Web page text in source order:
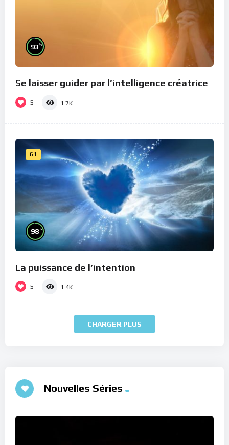
93%
Se laisser guider par l’intelligence créatrice
5 1.7K
61
98%
La puissance de l’intention
5 1.4K
CHARGER PLUS
Nouvelles Séries